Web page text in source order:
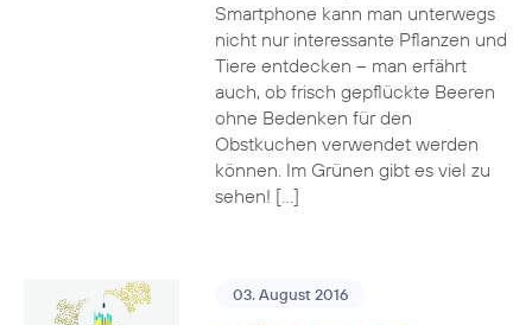
Smartphone kann man unterwegs
nicht nur interessante Pflanzen und
Tiere entdecken – man erfährt
auch, ob frisch gepflückte Beeren
ohne Bedenken für den
Obstkuchen verwendet werden
können. Im Grünen gibt es viel zu
sehen! […]
03. August 2016